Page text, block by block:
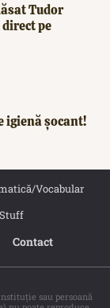
Tudor
pe
igienă șocant!
Vocabular
Contact
sau persoană